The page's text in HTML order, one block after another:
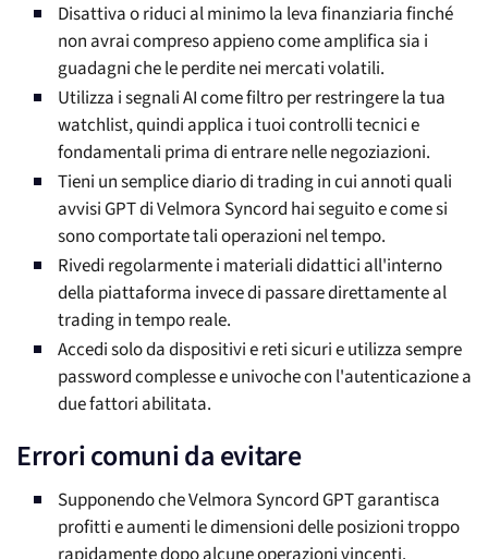
Disattiva o riduci al minimo la leva finanziaria finché
non avrai compreso appieno come amplifica sia i
guadagni che le perdite nei mercati volatili.
Utilizza i segnali AI come filtro per restringere la tua
watchlist, quindi applica i tuoi controlli tecnici e
fondamentali prima di entrare nelle negoziazioni.
Tieni un semplice diario di trading in cui annoti quali
avvisi GPT di Velmora Syncord hai seguito e come si
sono comportate tali operazioni nel tempo.
Rivedi regolarmente i materiali didattici all'interno
della piattaforma invece di passare direttamente al
trading in tempo reale.
Accedi solo da dispositivi e reti sicuri e utilizza sempre
password complesse e univoche con l'autenticazione a
due fattori abilitata.
Errori comuni da evitare
Supponendo che Velmora Syncord GPT garantisca
profitti e aumenti le dimensioni delle posizioni troppo